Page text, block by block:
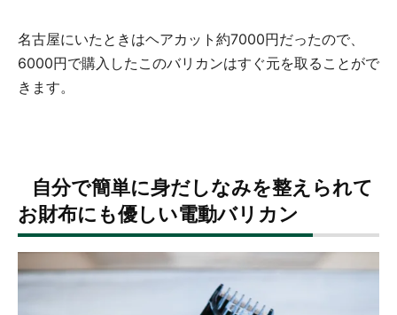
名古屋にいたときはヘアカット約7000円だったので、
6000円で購入したこのバリカンはすぐ元を取ることがで
きます。
自分で簡単に身だしなみを整えられて
お財布にも優しい電動バリカン